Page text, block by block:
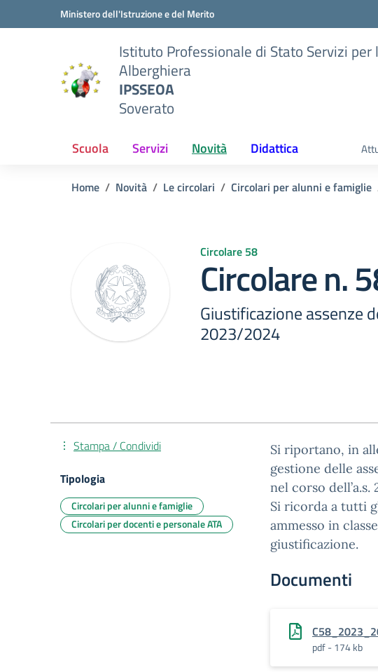
Vai ai contenuti
Vai al menu di navigazioneMinistero dell'Istruzione e del Merito
Istituto Professionale di Stato Servizi
Alberghiera
IPSSEOA
Soverato
Scuola Servizi Novità Didattica
Home Novità Le circolari Circolari per alunni e famiglie
Circolare 58
Circolare n.
Giustificazione assenze
2023/2024
Si riportano, in
gestione delle
nel corso
Si ricorda a tutti
ammesso in
giustificazione.
Documenti
pdf - 174 kb
Stampa / Condividi
Tipologia
Circolari per alunni e famiglie
Circolari per docenti e personale ATA